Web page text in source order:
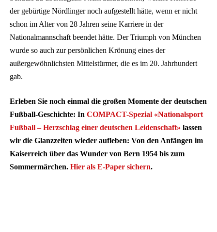
der gebürtige Nördlinger noch aufgestellt hätte, wenn er nicht
schon im Alter von 28 Jahren seine Karriere in der
Nationalmannschaft beendet hätte. Der Triumph von München
wurde so auch zur persönlichen Krönung eines der
außergewöhnlichsten Mittelstürmer, die es im 20. Jahrhundert
gab.
Erleben Sie noch einmal die großen Momente der deutschen
Fußball-Geschichte: In COMPACT-Spezial «Nationalsport
Fußball – Herzschlag einer deutschen Leidenschaft» lassen
wir die Glanzzeiten wieder aufleben: Von den Anfängen im
Kaiserreich über das Wunder von Bern 1954 bis zum
Sommermärchen. Hier als E-Paper sichern.